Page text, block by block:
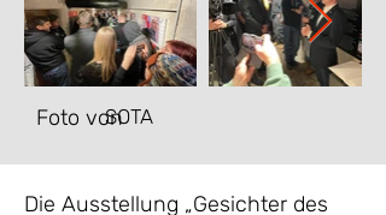
Foto vonSOTA
Die Ausstellung „Gesichter des